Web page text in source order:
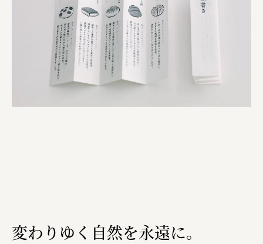
変わりゆく自然を永遠に。